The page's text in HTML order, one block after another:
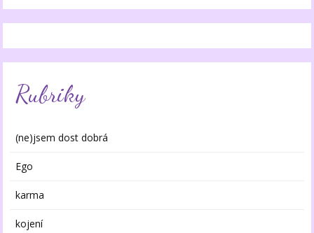
Rubriky
(ne)jsem dost dobrá
Ego
karma
kojení